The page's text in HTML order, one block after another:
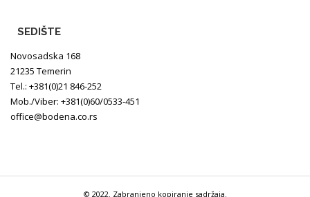
SEDIŠTE
Novosadska 168
21235 Temerin
Tel.: +381(0)21 846-252
Mob./Viber: +381(0)60/0533-451
office@bodena.co.rs
© 2022. Zabranjeno kopiranje sadržaja.